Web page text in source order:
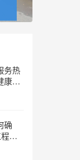
务热
康和
污
确
价